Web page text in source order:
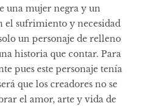
una mujer negra y un
el sufrimiento y necesidad
un personaje de relleno
historia que contar. Para
pues este personaje tenía
que los creadores no se
el amor, arte y vida de